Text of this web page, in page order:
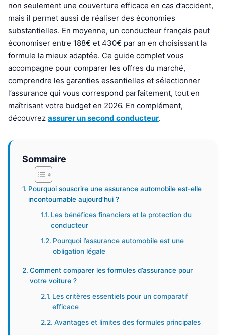
non seulement une couverture efficace en cas d’accident,
mais il permet aussi de réaliser des économies
substantielles. En moyenne, un conducteur français peut
économiser entre 188€ et 430€ par an en choisissant la
formule la mieux adaptée. Ce guide complet vous
accompagne pour comparer les offres du marché,
comprendre les garanties essentielles et sélectionner
l’assurance qui vous correspond parfaitement, tout en
maîtrisant votre budget en 2026. En complément,
découvrez assurer un second conducteur.
Sommaire
Pourquoi souscrire une assurance automobile est-elle
incontournable aujourd’hui ?
Les bénéfices financiers et la protection du
conducteur
Pourquoi l’assurance automobile est une
obligation légale
Comment comparer les formules d’assurance pour
votre voiture ?
Les critères essentiels pour un comparatif
efficace
Avantages et limites des formules principales